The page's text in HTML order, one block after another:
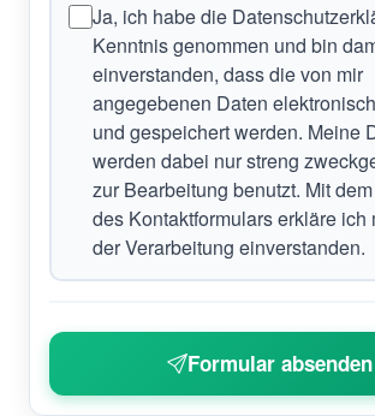
Ja, ich habe die
Kenntnis genommen und bin
einverstanden, dass die von mir
angegebenen Daten
und gespeichert werden. Meine
werden dabei nur streng
zur Bearbeitung benutzt. Mit
des Kontaktformulars erkläre ich
der Verarbeitung einverstanden.
Formular absenden